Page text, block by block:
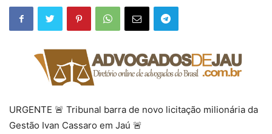
URGENTE 🚨 Tribunal barra de novo licitação milionária da
Gestão Ivan Cassaro em Jaú 🚨